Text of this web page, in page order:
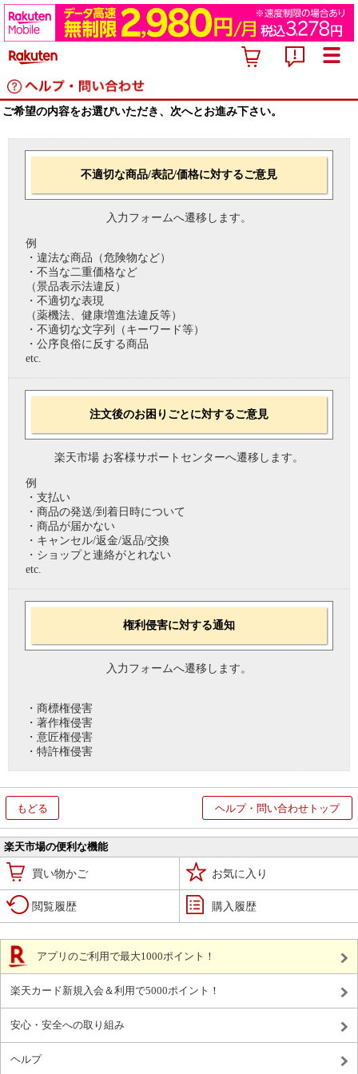
ご希望の内容をお選びいただき、次へとお進み下さい。
不適切な商品/表記/価格に対するご意見
入力フォームへ遷移します。
例
・違法な商品（危険物など）
・不当な二重価格など
（景品表示法違反）
・不適切な表現
（薬機法、健康増進法違反等）
・不適切な文字列（キーワード等）
・公序良俗に反する商品
etc.
注文後のお困りごとに対するご意見
楽天市場 お客様サポートセンターへ遷移します。
例
・支払い
・商品の発送/到着日時について
・商品が届かない
・キャンセル/返金/返品/交換
・ショップと連絡がとれない
etc.
権利侵害に対する通知
入力フォームへ遷移します。
・商標権侵害
・著作権侵害
・意匠権侵害
・特許権侵害
もどる ヘルプ・問い合わせトップ
楽天市場の便利な機能
買い物かご お気に入り
閲覧履歴 購入履歴
アプリのご利用で最大1000ポイント！
楽天カード新規入会＆利用で5000ポイント！
安心・安全への取り組み
ヘルプ